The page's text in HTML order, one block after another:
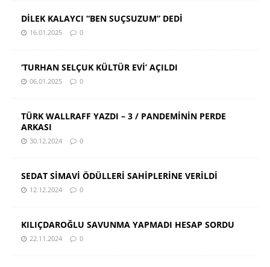
DİLEK KALAYCI “BEN SUÇSUZUM” DEDİ
16.01.2025 0
‘TURHAN SELÇUK KÜLTÜR EVİ’ AÇILDI
06.01.2025 0
TÜRK WALLRAFF YAZDI – 3 / PANDEMİNİN PERDE
ARKASI
30.12.2024 0
SEDAT SİMAVİ ÖDÜLLERİ SAHİPLERİNE VERİLDİ
12.12.2024 0
KILIÇDAROĞLU SAVUNMA YAPMADI HESAP SORDU
22.11.2024 0